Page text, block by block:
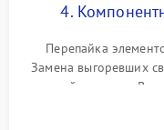
4.
Перепайка
Замена выгоревших
хрупкой матрицы.
прошивка